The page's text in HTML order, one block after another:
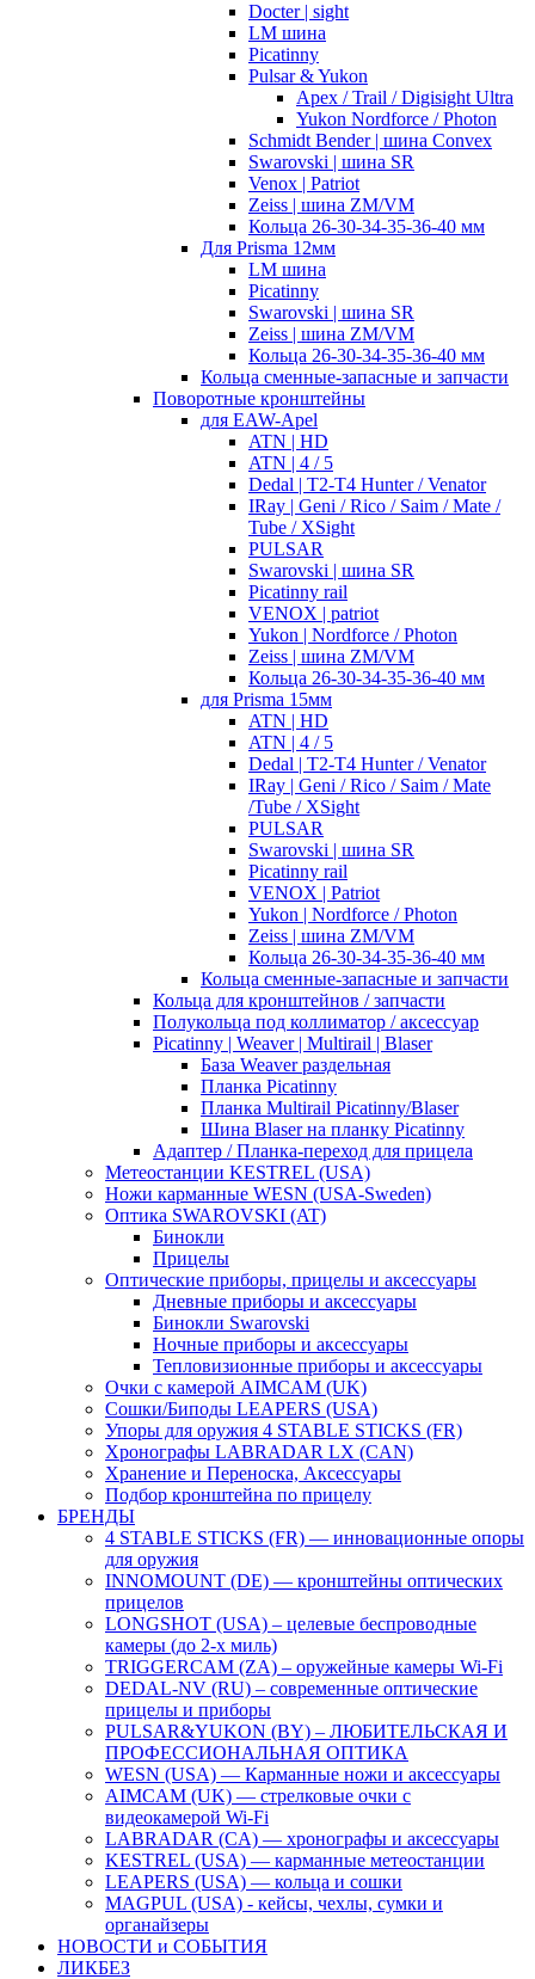
Docter | sight
LM шина
Picatinny
Pulsar & Yukon
Apex / Trail / Digisight Ultra
Yukon Nordforce / Photon
Schmidt Bender | шина Convex
Swarovski | шина SR
Venox | Patriot
Zeiss | шина ZM/VM
Кольца 26-30-34-35-36-40 мм
Для Prisma 12мм
LM шина
Picatinny
Swarovski | шина SR
Zeiss | шина ZM/VM
Кольца 26-30-34-35-36-40 мм
Кольца сменные-запасные и запчасти
Поворотные кронштейны
для EAW-Apel
ATN | HD
ATN | 4 / 5
Dedal | T2-T4 Hunter / Venator
IRay | Geni / Rico / Saim / Mate /
Tube / XSight
PULSAR
Swarovski | шина SR
Picatinny rail
VENOX | patriot
Yukon | Nordforce / Photon
Zeiss | шина ZM/VM
Кольца 26-30-34-35-36-40 мм
для Prisma 15мм
ATN | HD
ATN | 4 / 5
Dedal | T2-T4 Hunter / Venator
IRay | Geni / Rico / Saim / Mate
/Tube / XSight
PULSAR
Swarovski | шина SR
Picatinny rail
VENOX | Patriot
Yukon | Nordforce / Photon
Zeiss | шина ZM/VM
Кольца 26-30-34-35-36-40 мм
Кольца сменные-запасные и запчасти
Кольца для кронштейнов / запчасти
Полукольца под коллиматор / аксессуар
Picatinny | Weaver | Multirail | Blaser
База Weaver раздельная
Планка Picatinny
Планка Multirail Picatinny/Blaser
Шина Blaser на планку Picatinny
Адаптер / Планка-переход для прицела
Метеостанции KESTREL (USA)
Ножи карманные WESN (USA-Sweden)
Оптика SWAROVSKI (AT)
Бинокли
Прицелы
Оптические приборы, прицелы и аксессуары
Дневные приборы и аксессуары
Бинокли Swarovski
Ночные приборы и аксессуары
Тепловизионные приборы и аксессуары
Очки с камерой AIMCAM (UK)
Сошки/Биподы LEAPERS (USA)
Упоры для оружия 4 STABLE STICKS (FR)
Хронографы LABRADAR LX (CAN)
Хранение и Переноска, Аксессуары
Подбор кронштейна по прицелу
БРЕНДЫ
4 STABLE STICKS (FR) — инновационные опоры
для оружия
INNOMOUNT (DE) — кронштейны оптических
прицелов
LONGSHOT (USA) – целевые беспроводные
камеры (до 2-х миль)
TRIGGERCAM (ZA) – оружейные камеры Wi-Fi
DEDAL-NV (RU) – современные оптические
прицелы и приборы
PULSAR&YUKON (BY) – ЛЮБИТЕЛЬСКАЯ И
ПРОФЕССИОНАЛЬНАЯ ОПТИКА
WESN (USA) — Карманные ножи и аксессуары
AIMCAM (UK) — стрелковые очки с
видеокамерой Wi-Fi
LABRADAR (CA) — хронографы и аксессуары
KESTREL (USA) — карманные метеостанции
LEAPERS (USA) — кольца и сошки
MAGPUL (USA) - кейсы, чехлы, сумки и
органайзеры
НОВОСТИ и СОБЫТИЯ
ЛИКБЕЗ